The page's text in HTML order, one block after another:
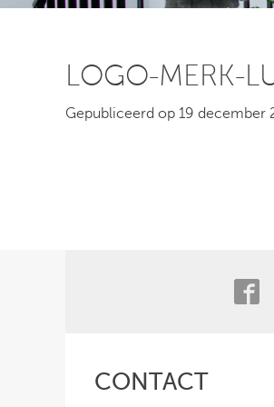
LOGO-MERK-
Gepubliceerd op 19 december
CONTACT